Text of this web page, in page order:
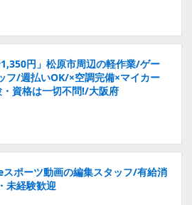
円」松原市周辺の軽作業/ゲー
フ/週払いOK/×空調完備×マイカー
資格は一切不問!/大阪府
スポーツ動画の編集スタッフ/有給消
未経験歓迎